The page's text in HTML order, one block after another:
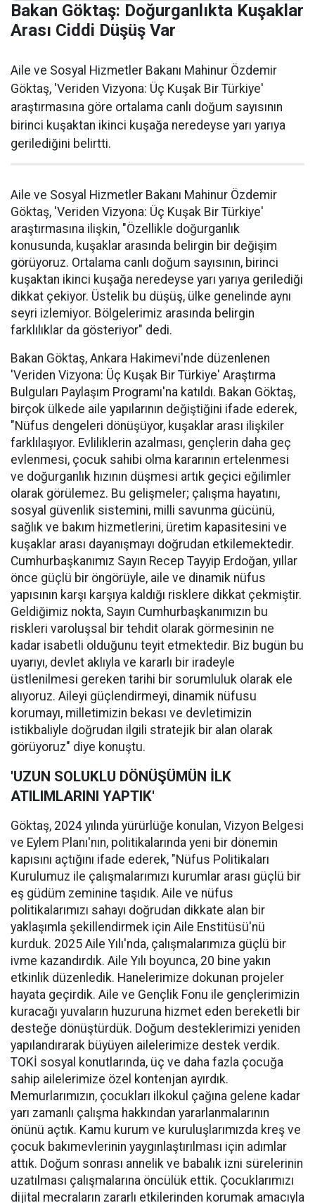
Bakan Göktaş: Doğurganlıkta Kuşaklar
Arası Ciddi Düşüş Var
Aile ve Sosyal Hizmetler Bakanı Mahinur Özdemir
Göktaş, 'Veriden Vizyona: Üç Kuşak Bir Türkiye'
araştırmasına göre ortalama canlı doğum sayısının
birinci kuşaktan ikinci kuşağa neredeyse yarı yarıya
gerilediğini belirtti.
Aile ve Sosyal Hizmetler Bakanı Mahinur Özdemir
Göktaş, 'Veriden Vizyona: Üç Kuşak Bir Türkiye'
araştırmasına ilişkin, "Özellikle doğurganlık
konusunda, kuşaklar arasında belirgin bir değişim
görüyoruz. Ortalama canlı doğum sayısının, birinci
kuşaktan ikinci kuşağa neredeyse yarı yarıya gerilediği
dikkat çekiyor. Üstelik bu düşüş, ülke genelinde aynı
seyri izlemiyor. Bölgelerimiz arasında belirgin
farklılıklar da gösteriyor" dedi.
Bakan Göktaş, Ankara Hakimevi'nde düzenlenen
'Veriden Vizyona: Üç Kuşak Bir Türkiye' Araştırma
Bulguları Paylaşım Programı'na katıldı. Bakan Göktaş,
birçok ülkede aile yapılarının değiştiğini ifade ederek,
"Nüfus dengeleri dönüşüyor, kuşaklar arası ilişkiler
farklılaşıyor. Evliliklerin azalması, gençlerin daha geç
evlenmesi, çocuk sahibi olma kararının ertelenmesi
ve doğurganlık hızının düşmesi artık geçici eğilimler
olarak görülemez. Bu gelişmeler; çalışma hayatını,
sosyal güvenlik sistemini, milli savunma gücünü,
sağlık ve bakım hizmetlerini, üretim kapasitesini ve
kuşaklar arası dayanışmayı doğrudan etkilemektedir.
Cumhurbaşkanımız Sayın Recep Tayyip Erdoğan, yıllar
önce güçlü bir öngörüyle, aile ve dinamik nüfus
yapısının karşı karşıya kaldığı risklere dikkat çekmiştir.
Geldiğimiz nokta, Sayın Cumhurbaşkanımızın bu
riskleri varoluşsal bir tehdit olarak görmesinin ne
kadar isabetli olduğunu teyit etmektedir. Biz bugün bu
uyarıyı, devlet aklıyla ve kararlı bir iradeyle
üstlenilmesi gereken tarihi bir sorumluluk olarak ele
alıyoruz. Aileyi güçlendirmeyi, dinamik nüfusu
korumayı, milletimizin bekası ve devletimizin
istikbaliyle doğrudan ilgili stratejik bir alan olarak
görüyoruz" diye konuştu.
'UZUN SOLUKLU DÖNÜŞÜMÜN İLK
ATILIMLARINI YAPTIK'
Göktaş, 2024 yılında yürürlüğe konulan, Vizyon Belgesi
ve Eylem Planı'nın, politikalarında yeni bir dönemin
kapısını açtığını ifade ederek, "Nüfus Politikaları
Kurulumuz ile çalışmalarımızı kurumlar arası güçlü bir
eş güdüm zeminine taşıdık. Aile ve nüfus
politikalarımızı sahayı doğrudan dikkate alan bir
yaklaşımla şekillendirmek için Aile Enstitüsü'nü
kurduk. 2025 Aile Yılı'nda, çalışmalarımıza güçlü bir
ivme kazandırdık. Aile Yılı boyunca, 20 bine yakın
etkinlik düzenledik. Hanelerimize dokunan projeler
hayata geçirdik. Aile ve Gençlik Fonu ile gençlerimizin
kuracağı yuvaların huzuruna hizmet eden bereketli bir
desteğe dönüştürdük. Doğum desteklerimizi yeniden
yapılandırarak büyüyen ailelerimize destek verdik.
TOKİ sosyal konutlarında, üç ve daha fazla çocuğa
sahip ailelerimize özel kontenjan ayırdık.
Memurlarımızın, çocukları ilkokul çağına gelene kadar
yarı zamanlı çalışma hakkından yararlanmalarının
önünü açtık. Kamu kurum ve kuruluşlarımızda kreş ve
çocuk bakımevlerinin yaygınlaştırılması için adımlar
attık. Doğum sonrası annelik ve babalık izni sürelerinin
uzatılması çalışmalarına öncülük ettik. Çocuklarımızı
dijital mecraların zararlı etkilerinden korumak amacıyla